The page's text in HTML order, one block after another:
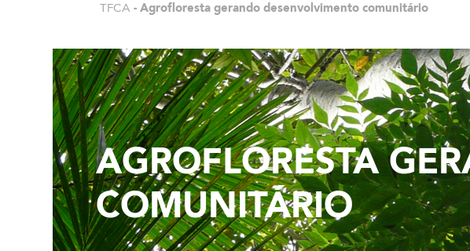
TFCA - Agrofloresta gerando desenvolvimento comunitário
AGROFLORESTA
COMUNITÁRIO